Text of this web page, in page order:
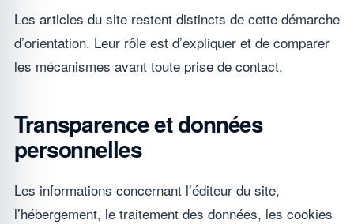
Les articles du site restent distincts de cette démarche
d’orientation. Leur rôle est d’expliquer et de comparer
les mécanismes avant toute prise de contact.
Transparence et données
personnelles
Les informations concernant l’éditeur du site,
l’hébergement, le traitement des données, les cookies